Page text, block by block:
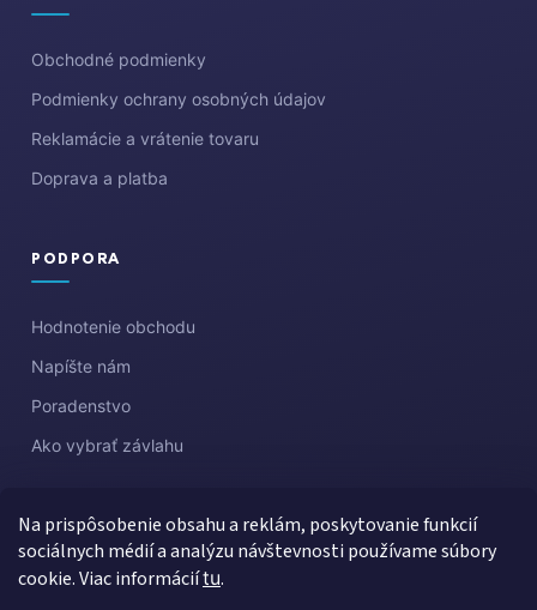
Na prispôsobenie obsahu a reklám, poskytovanie funkcií
sociálnych médií a analýzu návštevnosti používame súbory
cookie. Viac informáciítu.
Obchodné podmienky
Podmienky ochrany osobných údajov
Reklamácie a vrátenie tovaru
Doprava a platba
PODPORA
Hodnotenie obchodu
Napíšte nám
Poradenstvo
Ako vybrať závlahu